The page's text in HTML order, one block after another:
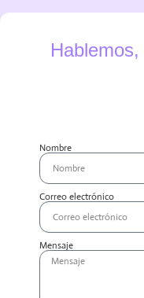
Hablemos,
Nombre
Correo electrónico
Mensaje